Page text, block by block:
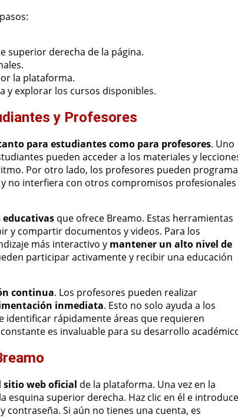
superior derecha de la página.
la plataforma.
y explorar los cursos disponibles.
y Profesores
para estudiantes como para profesores. Uno
pueden acceder a los materiales y
Por otro lado, los profesores pueden
no interfiera con otros compromisos
que ofrece Breamo. Estas herramientas
y compartir documentos y videos. Para los
más interactivo y mantener un alto nivel de
participar activamente y recibir una educación
continua. Los profesores pueden realizar
inmediata. Esto no solo ayuda a los
rápidamente áreas que requieren
es invaluable para su desarrollo
sitio web oficial de la plataforma. Una vez en la
esquina superior derecha. Haz clic en él e introduce
Si aún no tienes una cuenta, es